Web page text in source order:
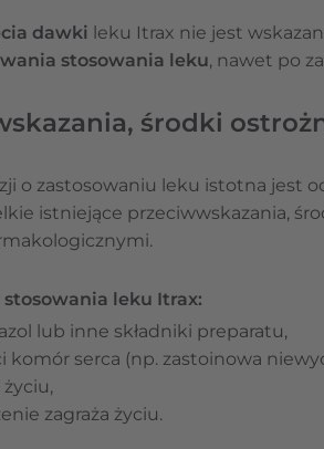
dawki leku Itrax nie jest
stosowania leku, nawet po
środki
o zastosowaniu leku istotna jest
istniejące przeciwwskazania,
leku Itrax:
lub inne składniki preparatu,
komór serca (np. zastoinowa
życiu,
zagraża życiu.